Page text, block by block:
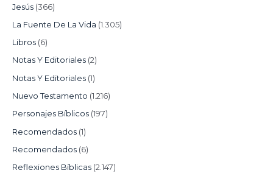
Jesús (366)
La Fuente De La Vida (1.305)
Libros (6)
Notas Y Editoriales (2)
Notas Y Editoriales (1)
Nuevo Testamento (1.216)
Personajes Bíblicos (197)
Recomendados (1)
Recomendados (6)
Reflexiones Bíblicas (2.147)